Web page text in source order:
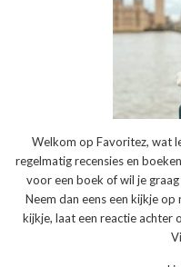
Welkom op Favoritez, wat
regelmatig recensies en
voor een boek of wil je
Neem dan eens een kijkje
kijkje, laat een reactie achter